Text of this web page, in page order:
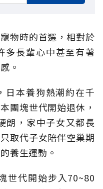
物時的首選，相對於
多長輩心中甚至有著
。
本養狗熱潮約在千
團塊世代開始退休，
朗，家中子女又都長
取代子女陪伴空巢期
養生運動。
世代開始步入70~80